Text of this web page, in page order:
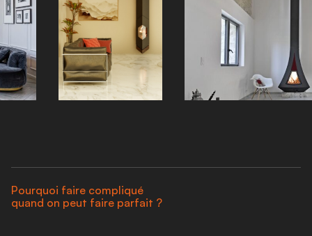
Pourquoi faire compliqué
quand on peut faire parfait ?